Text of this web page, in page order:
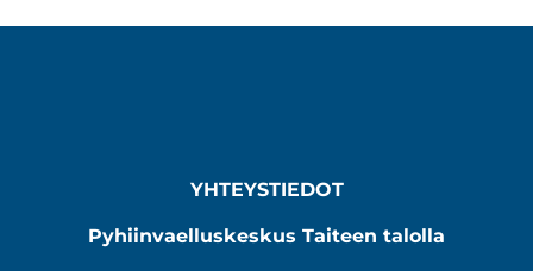
YHTEYSTIEDOT
Pyhiinvaelluskeskus Taiteen talolla